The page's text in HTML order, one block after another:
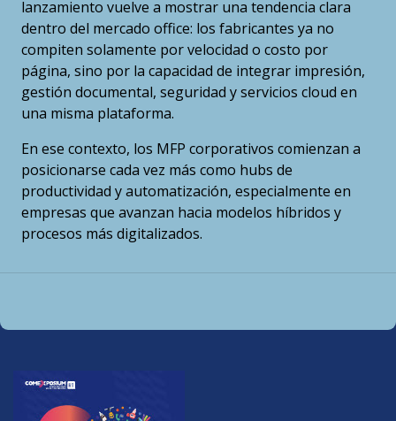
lanzamiento vuelve a mostrar una tendencia clara
dentro del mercado office: los fabricantes ya no
compiten solamente por velocidad o costo por
página, sino por la capacidad de integrar impresión,
gestión documental, seguridad y servicios cloud en
una misma plataforma.
En ese contexto, los MFP corporativos comienzan a
posicionarse cada vez más como hubs de
productividad y automatización, especialmente en
empresas que avanzan hacia modelos híbridos y
procesos más digitalizados.